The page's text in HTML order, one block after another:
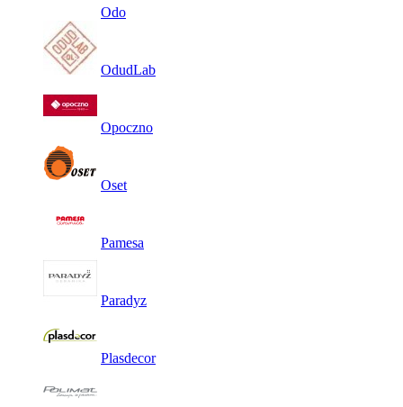
Odo
OdudLab
Opoczno
Oset
Pamesa
Paradyz
Plasdecor